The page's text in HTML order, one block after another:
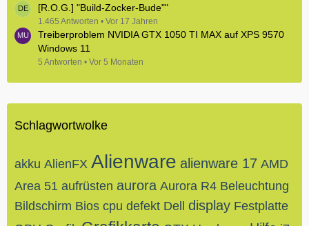
[R.O.G.] "Build-Zocker-Bude""
1.465 Antworten Vor 17 Jahren
Treiberproblem NVIDIA GTX 1050 TI MAX auf XPS 9570
Windows 11
5 Antworten Vor 5 Monaten
Schlagwortwolke
akku AlienFX Alienware alienware 17 AMD
Area 51 aufrüsten aurora Aurora R4 Beleuchtung
Bildschirm Bios cpu defekt Dell display Festplatte